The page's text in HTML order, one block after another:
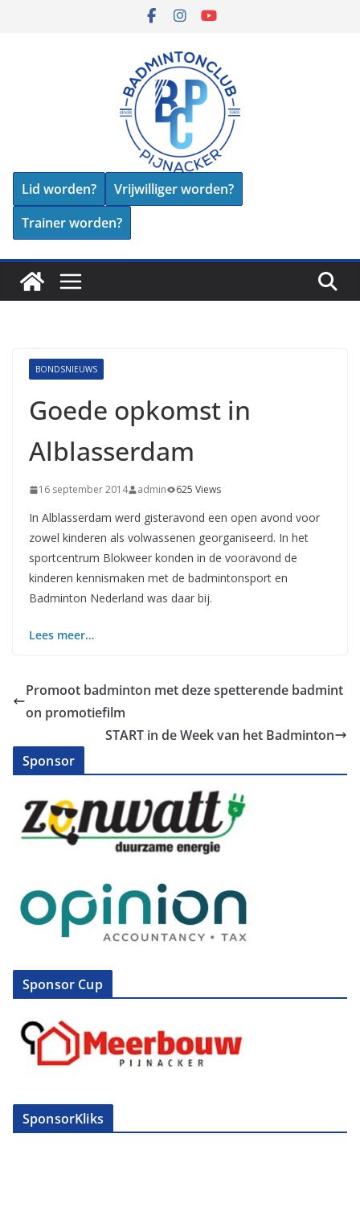
Lid worden?
Vrijwilliger worden?
Trainer worden?
BONDSNIEUWS
Goede opkomst in
Alblasserdam
16 september 2014 admin 625 Views
In Alblasserdam werd gisteravond een open avond voor
zowel kinderen als volwassenen georganiseerd. In het
sportcentrum Blokweer konden in de vooravond de
kinderen kennismaken met de badmintonsport en
Badminton Nederland was daar bij.
Lees meer…
Promoot badminton met deze spetterende badmint
on promotiefilm
START in de Week van het Badminton
Sponsor
Sponsor Cup
SponsorKliks